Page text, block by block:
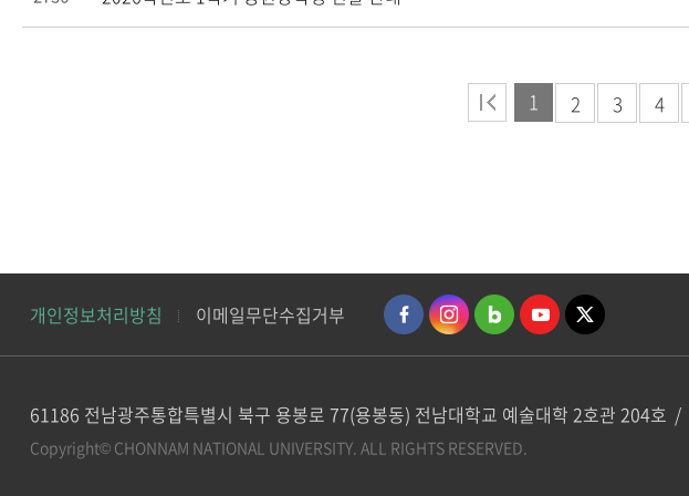
1 2 3 4
개인정보처리방침 이메일무단수집거부
61186 전남광주통합특별시 북구 용봉로 77(용봉동) 전남대학교 예술대학 2호관 204호 /
Copyright© CHONNAM NATIONAL UNIVERSITY. ALL RIGHTS RESERVED.